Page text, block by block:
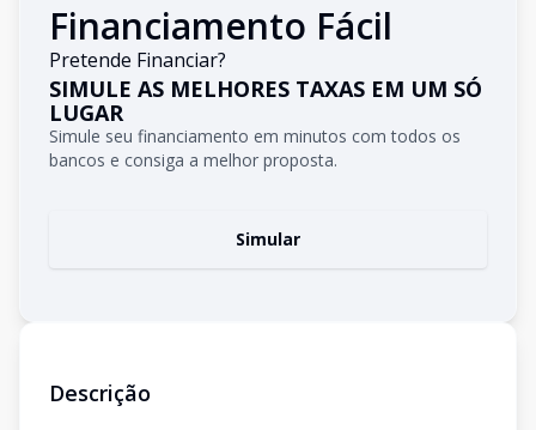
Financiamento Fácil
Pretende Financiar?
SIMULE AS MELHORES TAXAS EM UM SÓ
LUGAR
Simule seu financiamento em minutos com todos os
bancos e consiga a melhor proposta.
Simular
Descrição